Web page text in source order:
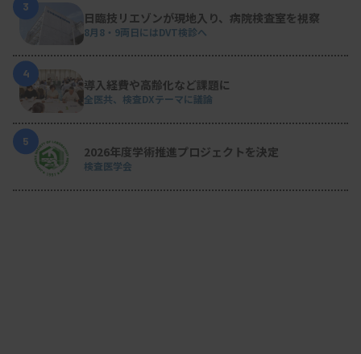
3
日臨技リエゾンが現地入り、病院検査室を視察
8月8・9両日にはDVT検診へ
4
導入経費や高齢化など課題に
全医共、検査DXテーマに議論
5
2026年度学術推進プロジェクトを決定
検査医学会